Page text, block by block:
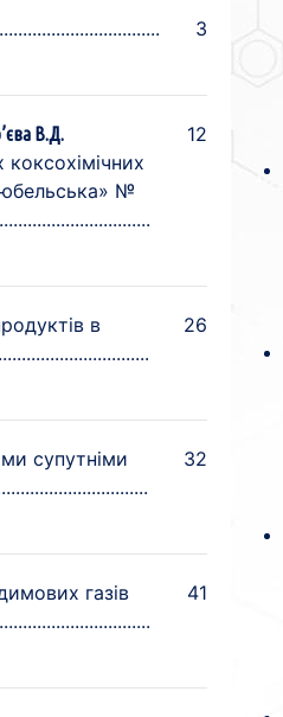
3
В.Д.
№
12
в
26
супутніми
32
газів
41